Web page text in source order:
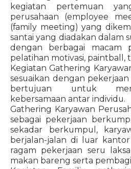
kegiatan pertemuan
perusahaan (employee
(family meeting) yang
santai yang diadakan dalam
dengan berbagai macam
pelatihan motivasi, paintball,
Kegiatan Gathering
sesuaikan dengan
bertujuan untuk
kebersamaan antar individu.
Gathering Karyawan
sebagai pekerjaan
sekadar berkumpul,
berjalan-jalan di luar
ragam pekerjaan seru
makan bareng serta